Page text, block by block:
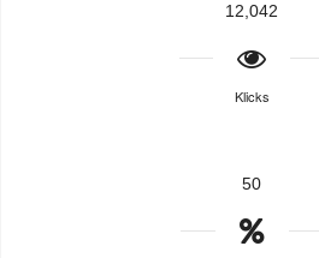
12,042
Klicks
50